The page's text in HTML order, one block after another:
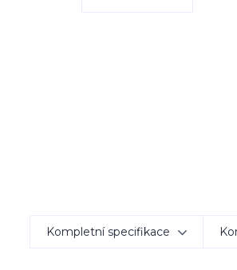
Kompletní specifikace